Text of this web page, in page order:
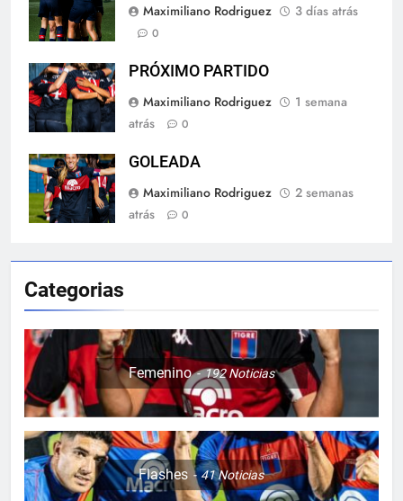
Maximiliano Rodriguez
3 días atrás
0
PRÓXIMO PARTIDO
Maximiliano Rodriguez
1 semana
atrás
0
GOLEADA
Maximiliano Rodriguez
2 semanas
atrás
0
Categorias
Femenino 192Noticias
Flashes 41Noticias